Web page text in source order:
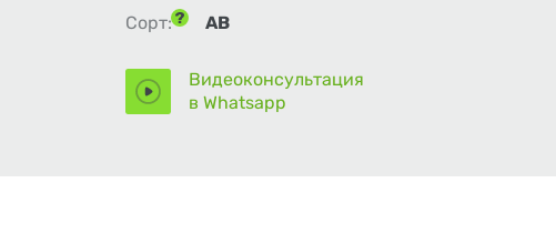
Сорт:
АВ
Видеоконсультация
в Whatsapp